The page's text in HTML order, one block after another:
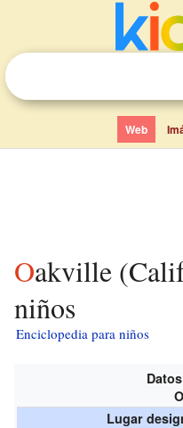
Web
Oakville (California) para
niños
Enciclopedia para niños
Lugar